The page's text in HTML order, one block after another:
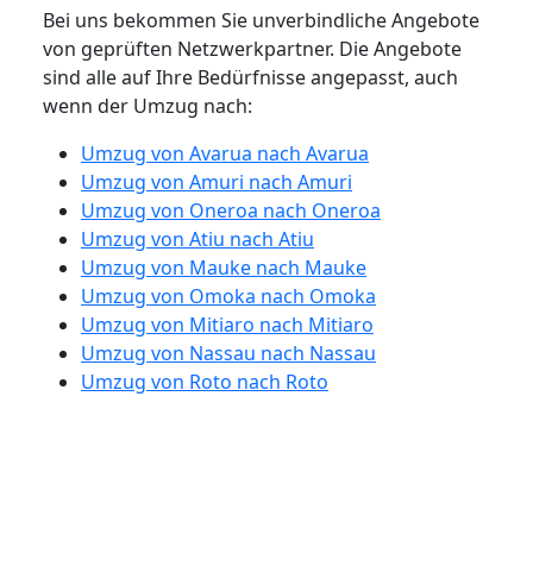
Bei uns bekommen Sie unverbindliche Angebote
von geprüften Netzwerkpartner. Die Angebote
sind alle auf Ihre Bedürfnisse angepasst, auch
wenn der Umzug nach:
Umzug von Avarua nach Avarua
Umzug von Amuri nach Amuri
Umzug von Oneroa nach Oneroa
Umzug von Atiu nach Atiu
Umzug von Mauke nach Mauke
Umzug von Omoka nach Omoka
Umzug von Mitiaro nach Mitiaro
Umzug von Nassau nach Nassau
Umzug von Roto nach Roto